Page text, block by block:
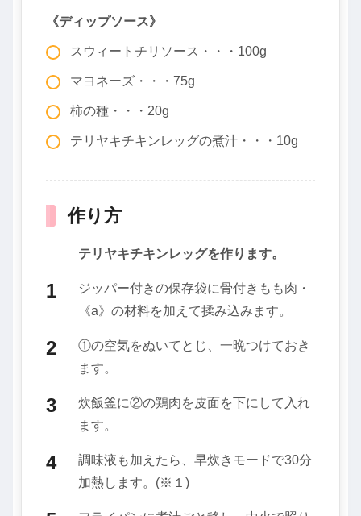
《ディップソース》
スウィートチリソース・・・100g
マヨネーズ・・・75g
柿の種・・・20g
テリヤキチキンレッグの煮汁・・・10g
作り方
テリヤキチキンレッグを作ります。
ジッパー付きの保存袋に骨付きもも肉・
《a》の材料を加えて揉み込みます。
①の空気をぬいてとじ、一晩つけておき
ます。
炊飯釜に②の鶏肉を皮面を下にして入れ
ます。
調味液も加えたら、早炊きモードで30分
加熱します。(※１)